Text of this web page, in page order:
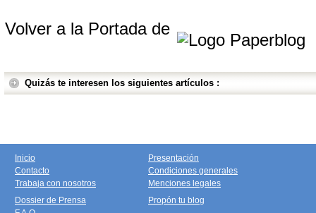
Volver a la Portada de
Quizás te interesen los siguientes artículos :
Inicio
Contacto
Trabaja con nosotros
Presentación
Condiciones generales
Menciones legales
Dossier de Prensa
Propón tu blog